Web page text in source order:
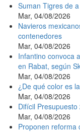
Suman Tigres de
Mar, 04/08/2026
Navieros
contenedores
Mar, 04/08/2026
Infantino convoca
en Rabat, según
Mar, 04/08/2026
¿De qué color es
Mar, 04/08/2026
Difícil
Mar, 04/08/2026
Proponen reforma